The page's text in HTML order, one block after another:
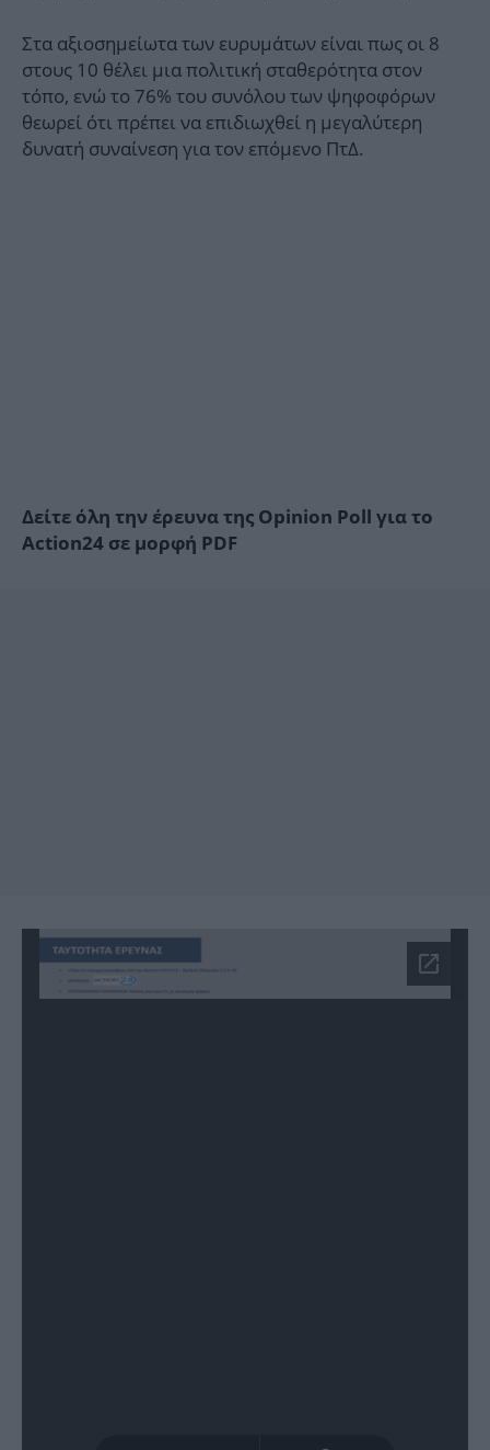
Στα αξιοσημείωτα των ευρυμάτων είναι πως οι 8
στους 10 θέλει μια πολιτική σταθερότητα στον
τόπο, ενώ το 76% του συνόλου των ψηφοφόρων
θεωρεί ότι πρέπει να επιδιωχθεί η μεγαλύτερη
δυνατή συναίνεση για τον επόμενο ΠτΔ.
Δείτε όλη την έρευνα της Opinion Poll για το
Action24 σε μορφή PDF